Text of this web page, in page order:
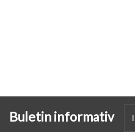
Buletin informativ